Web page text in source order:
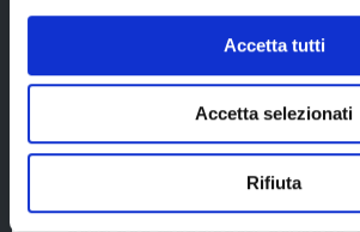
Accetta tutti
Accetta selezionati
Rifiuta
La quota non comprende